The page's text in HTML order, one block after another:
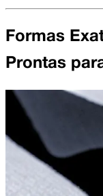
Formas
Prontas